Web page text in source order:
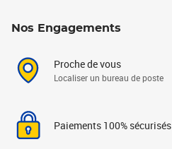
Nos Engagements
Proche de vous
Localiser un bureau de poste
Paiements 100% sécurisés